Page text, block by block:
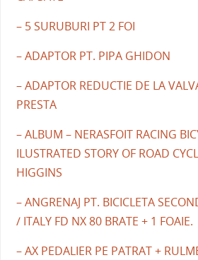
– 5 SURUBURI PT 2 FOI
– ADAPTOR PT. PIPA GHIDON
– ADAPTOR REDUCTIE DE LA
PRESTA
– ALBUM – NERASFOIT RACING
ILUSTRATED STORY OF ROAD
HIGGINS
– ANGRENAJ PT. BICICLETA
/ ITALY FD NX 80 BRATE + 1 FOAIE.
– AX PEDALIER PE PATRAT +